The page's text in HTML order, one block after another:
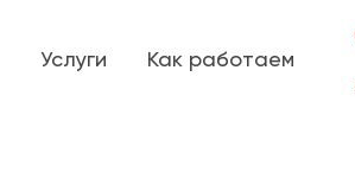
Услуги Как работаем